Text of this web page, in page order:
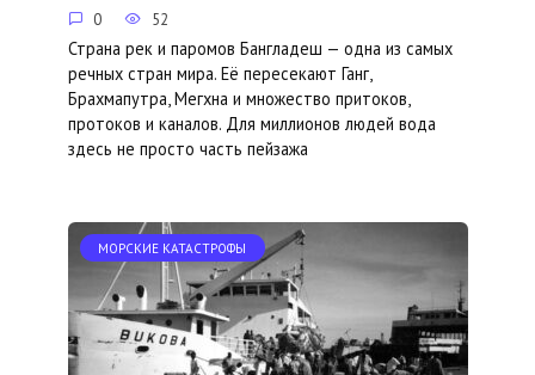
0 52
Страна рек и паромов Бангладеш — одна из самых
речных стран мира. Её пересекают Ганг,
Брахмапутра, Мегхна и множество притоков,
протоков и каналов. Для миллионов людей вода
здесь не просто часть пейзажа
МОРСКИЕ КАТАСТРОФЫ